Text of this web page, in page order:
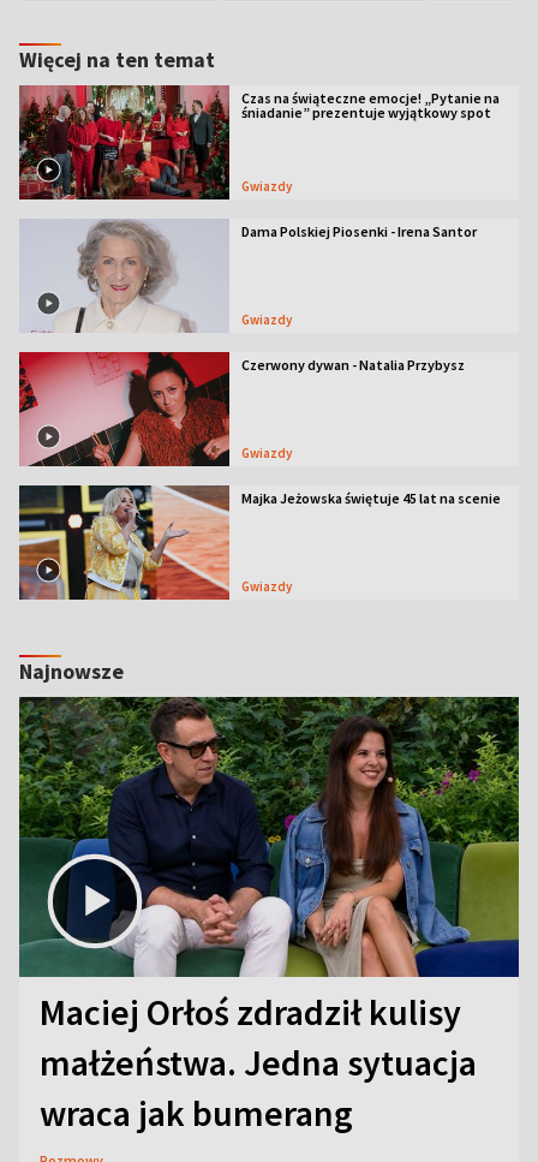
Więcej na ten temat
Czas na świąteczne emocje! „Pytanie na
śniadanie” prezentuje wyjątkowy spot
Gwiazdy
Dama Polskiej Piosenki - Irena Santor
Gwiazdy
Czerwony dywan - Natalia Przybysz
Gwiazdy
Majka Jeżowska świętuje 45 lat na scenie
Gwiazdy
Najnowsze
Maciej Orłoś zdradził kulisy
małżeństwa. Jedna sytuacja
wraca jak bumerang